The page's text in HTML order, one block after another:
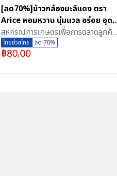
[ลด70%]ข้าวกล้องมะลิแดง ตรา
Arice หอมหวาน นุ่มนวล อร่อย อุดม
ไปด้วยสารอาหาร ขนาด 1 กิโลกรัม
(อัดสุญญากาศ)
สหกรณ์การเกษตรเพื่อการตลาดลูกค้า
ธ.ก.ส.สุรินทร์ จำกัด
ไทยช่วยไทย ลด 70%
฿80.00